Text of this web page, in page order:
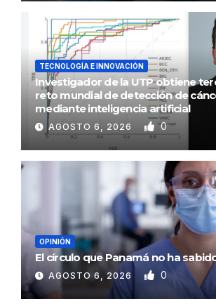
TECNOLOGÍA E INNOVACIÓN
Investigador de la UTP obtiene
reto mundial de detección de
mediante inteligencia artificial
AGOSTO 6, 2026 0
OPINIÓN
El círculo que Panamá no ha
AGOSTO 6, 2026 0